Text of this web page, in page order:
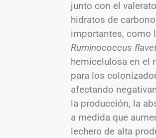
junto con el
hidratos de
importantes, como
Ruminococcus
hemicelulosa en el
para los
afectando
la producción, la
a medida que
lechero de alta